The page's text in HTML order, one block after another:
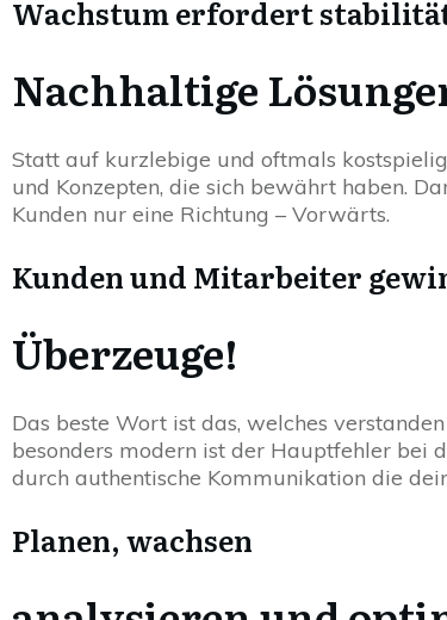
Wachstum erfordert
Nachhaltige
Statt auf kurzlebige und oftmals
und Konzepten, die sich bewährt haben.
Kunden nur eine Richtung – Vorwärts.
Kunden und Mitarbeiter
Überzeuge!
Das beste Wort ist das, welches
besonders modern ist der Hauptfehler bei
durch authentische Kommunikation die
Planen, wachsen